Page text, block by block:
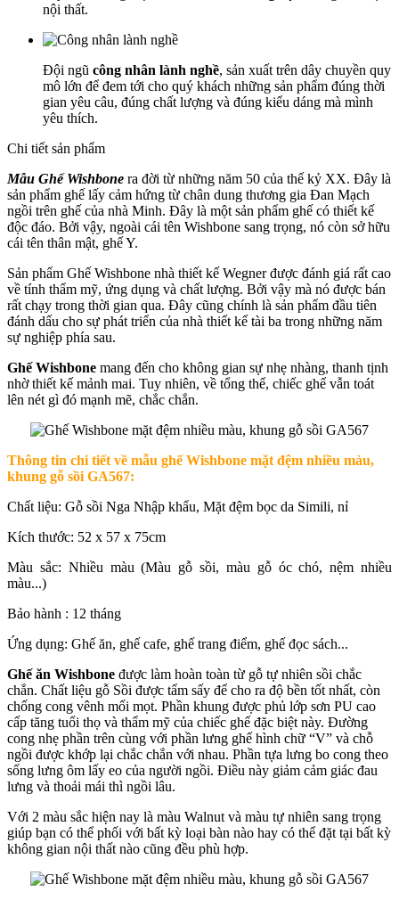
nội thất.
Đội ngũ công nhân lành nghề, sản xuất trên dây chuyền quy
mô lớn để đem tới cho quý khách những sản phẩm đúng thời
gian yêu câu, đúng chất lượng và đúng kiểu dáng mà mình
yêu thích.
Chi tiết sản phẩm
Mẫu Ghế Wishbone ra đời từ những năm 50 của thế kỷ XX. Đây là
sản phẩm ghế lấy cảm hứng từ chân dung thương gia Đan Mạch
ngồi trên ghế của nhà Minh. Đây là một sản phẩm ghế có thiết kế
độc đáo. Bởi vậy, ngoài cái tên Wishbone sang trọng, nó còn sở hữu
cái tên thân mật, ghế Y.
Sản phẩm Ghế Wishbone nhà thiết kế Wegner được đánh giá rất cao
về tính thẩm mỹ, ứng dụng và chất lượng. Bởi vậy mà nó được bán
rất chạy trong thời gian qua. Đây cũng chính là sản phẩm đầu tiên
đánh dấu cho sự phát triển của nhà thiết kế tài ba trong những năm
sự nghiệp phía sau.
Ghế Wishbone mang đến cho không gian sự nhẹ nhàng, thanh tịnh
nhờ thiết kế mảnh mai. Tuy nhiên, về tổng thể, chiếc ghế vẫn toát
lên nét gì đó mạnh mẽ, chắc chắn.
Thông tin chi tiết về mẫu ghế Wishbone mặt đệm nhiều màu,
khung gỗ sồi GA567:
Chất liệu: Gỗ sồi Nga Nhập khẩu, Mặt đệm bọc da Simili, nỉ
Kích thước: 52 x 57 x 75cm
Màu sắc: Nhiều màu (Màu gỗ sồi, màu gỗ óc chó, nệm nhiều
màu...)
Bảo hành : 12 tháng
Ứng dụng: Ghế ăn, ghế cafe, ghế trang điểm, ghế đọc sách...
Ghế ăn Wishbone được làm hoàn toàn từ gỗ tự nhiên sồi chắc
chắn. Chất liệu gỗ Sồi được tẩm sấy để cho ra độ bền tốt nhất, còn
chống cong vênh mối mọt. Phần khung được phủ lớp sơn PU cao
cấp tăng tuổi thọ và thẩm mỹ của chiếc ghế đặc biệt này. Đường
cong nhẹ phần trên cùng với phần lưng ghế hình chữ “V” và chỗ
ngồi được khớp lại chắc chắn với nhau. Phần tựa lưng bo cong theo
sống lưng ôm lấy eo của người ngồi. Điều này giảm cảm giác đau
lưng và thoải mái thì ngồi lâu.
Với 2 màu sắc hiện nay là màu Walnut và màu tự nhiên sang trọng
giúp bạn có thể phối với bất kỳ loại bàn nào hay có thể đặt tại bất kỳ
không gian nội thất nào cũng đều phù hợp.